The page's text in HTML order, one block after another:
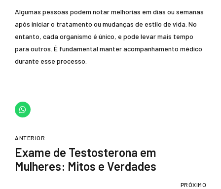
Algumas pessoas podem notar melhorias em dias ou semanas
após iniciar o tratamento ou mudanças de estilo de vida. No
entanto, cada organismo é único, e pode levar mais tempo
para outros. É fundamental manter acompanhamento médico
durante esse processo.
ANTERIOR
Exame de Testosterona em
Mulheres: Mitos e Verdades
PRÓXIMO